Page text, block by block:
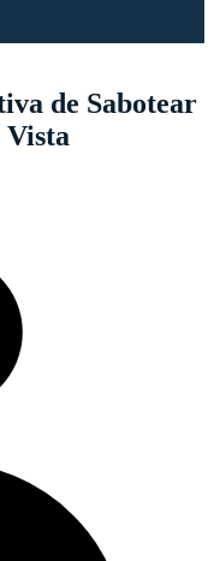
de Sabotear
Vista